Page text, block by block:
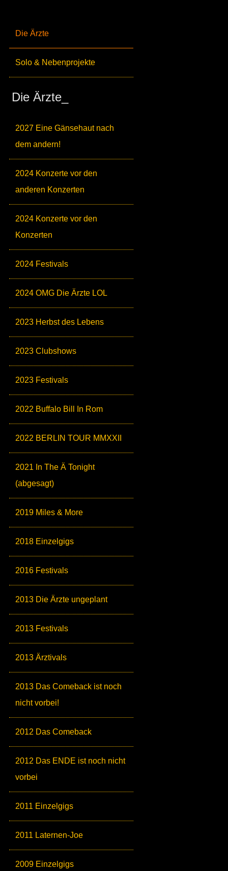
Die Ärzte
Solo & Nebenprojekte
Die Ärzte_
2027 Eine Gänsehaut nach
dem andern!
2024 Konzerte vor den
anderen Konzerten
2024 Konzerte vor den
Konzerten
2024 Festivals
2024 OMG Die Ärzte LOL
2023 Herbst des Lebens
2023 Clubshows
2023 Festivals
2022 Buffalo Bill In Rom
2022 BERLIN TOUR MMXXII
2021 In The Ä Tonight
(abgesagt)
2019 Miles & More
2018 Einzelgigs
2016 Festivals
2013 Die Ärzte ungeplant
2013 Festivals
2013 Ärztivals
2013 Das Comeback ist noch
nicht vorbei!
2012 Das Comeback
2012 Das ENDE ist noch nicht
vorbei
2011 Einzelgigs
2011 Laternen-Joe
2009 Einzelgigs